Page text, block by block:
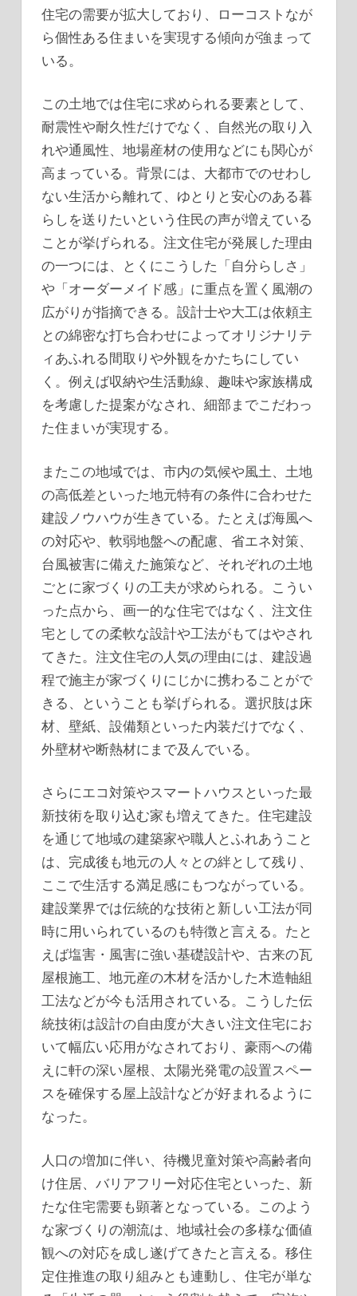
住宅の需要が拡大しており、ローコストなが
ら個性ある住まいを実現する傾向が強まって
いる。
この土地では住宅に求められる要素として、
耐震性や耐久性だけでなく、自然光の取り入
れや通風性、地場産材の使用などにも関心が
高まっている。背景には、大都市でのせわし
ない生活から離れて、ゆとりと安心のある暮
らしを送りたいという住民の声が増えている
ことが挙げられる。注文住宅が発展した理由
の一つには、とくにこうした「自分らしさ」
や「オーダーメイド感」に重点を置く風潮の
広がりが指摘できる。設計士や大工は依頼主
との綿密な打ち合わせによってオリジナリテ
ィあふれる間取りや外観をかたちにしてい
く。例えば収納や生活動線、趣味や家族構成
を考慮した提案がなされ、細部までこだわっ
た住まいが実現する。
またこの地域では、市内の気候や風土、土地
の高低差といった地元特有の条件に合わせた
建設ノウハウが生きている。たとえば海風へ
の対応や、軟弱地盤への配慮、省エネ対策、
台風被害に備えた施策など、それぞれの土地
ごとに家づくりの工夫が求められる。こうい
った点から、画一的な住宅ではなく、注文住
宅としての柔軟な設計や工法がもてはやされ
てきた。注文住宅の人気の理由には、建設過
程で施主が家づくりにじかに携わることがで
きる、ということも挙げられる。選択肢は床
材、壁紙、設備類といった内装だけでなく、
外壁材や断熱材にまで及んでいる。
さらにエコ対策やスマートハウスといった最
新技術を取り込む家も増えてきた。住宅建設
を通じて地域の建築家や職人とふれあうこと
は、完成後も地元の人々との絆として残り、
ここで生活する満足感にもつながっている。
建設業界では伝統的な技術と新しい工法が同
時に用いられているのも特徴と言える。たと
えば塩害・風害に強い基礎設計や、古来の瓦
屋根施工、地元産の木材を活かした木造軸組
工法などが今も活用されている。こうした伝
統技術は設計の自由度が大きい注文住宅にお
いて幅広い応用がなされており、豪雨への備
えに軒の深い屋根、太陽光発電の設置スペー
スを確保する屋上設計などが好まれるように
なった。
人口の増加に伴い、待機児童対策や高齢者向
け住居、バリアフリー対応住宅といった、新
たな住宅需要も顕著となっている。このよう
な家づくりの潮流は、地域社会の多様な価値
観への対応を成し遂げてきたと言える。移住
定住推進の取り組みとも連動し、住宅が単な